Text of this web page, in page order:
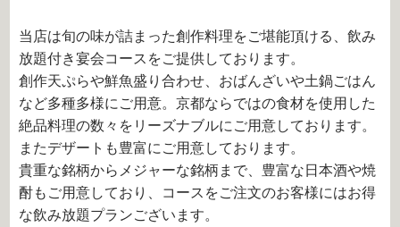
当店は旬の味が詰まった創作料理をご堪能頂ける、飲み
放題付き宴会コースをご提供しております。
創作天ぷらや鮮魚盛り合わせ、おばんざいや土鍋ごはん
など多種多様にご用意。京都ならではの食材を使用した
絶品料理の数々をリーズナブルにご用意しております。
またデザートも豊富にご用意しております。
貴重な銘柄からメジャーな銘柄まで、豊富な日本酒や焼
酎もご用意しており、コースをご注文のお客様にはお得
な飲み放題プランございます。